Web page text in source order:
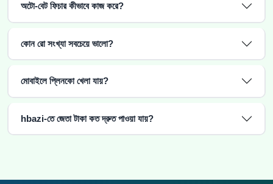
অটো-বেট ফিচার কীভাবে কাজ করে?
কোন রো সংখ্যা সবচেয়ে ভালো?
মোবাইলে প্লিনকো খেলা যায়?
hbazi-তে জেতা টাকা কত দ্রুত পাওয়া যায়?